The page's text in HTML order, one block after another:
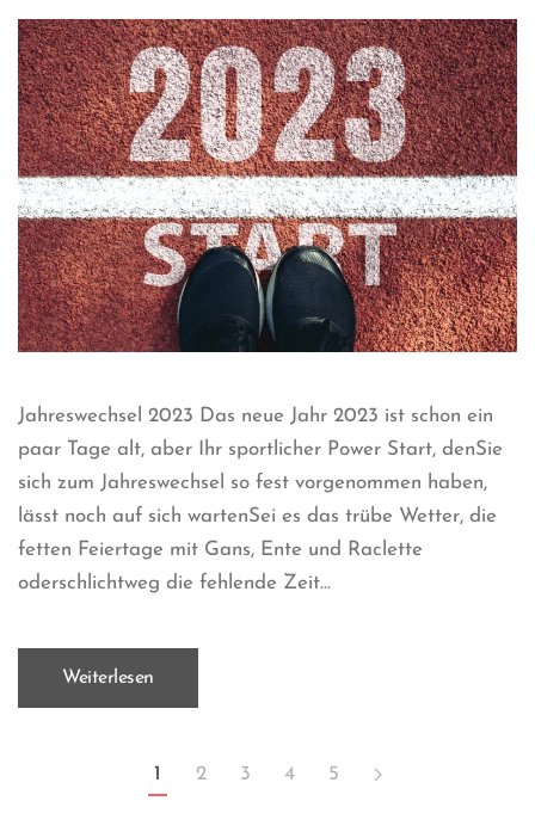
Jahreswechsel 2023 Das neue Jahr 2023 ist schon ein
paar Tage alt, aber Ihr sportlicher Power Start, denSie
sich zum Jahreswechsel so fest vorgenommen haben,
lässt noch auf sich wartenSei es das trübe Wetter, die
fetten Feiertage mit Gans, Ente und Raclette
oderschlichtweg die fehlende Zeit...
Weiterlesen
1 2 3 4 5